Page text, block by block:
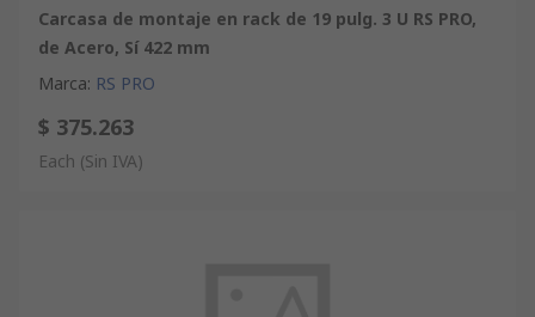
Carcasa de montaje en rack de 19 pulg. 3 U RS PRO,
de Acero, Sí 422 mm
Marca: RS PRO
$ 375.263
Each (Sin IVA)